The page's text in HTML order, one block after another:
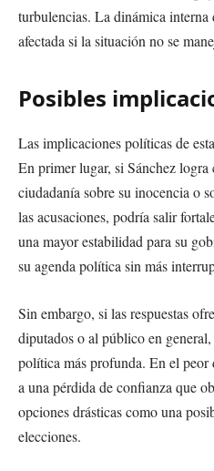
turbulencias. La dinámica
afectada si la situación no se
Posibles
Las implicaciones políticas de
En primer lugar, si Sánchez
ciudadanía sobre su inocencia o
las acusaciones, podría salir
una mayor estabilidad para su
su agenda política sin más
Sin embargo, si las respuestas
diputados o al público en
política más profunda. En el peor
a una pérdida de confianza que
opciones drásticas como una
elecciones.